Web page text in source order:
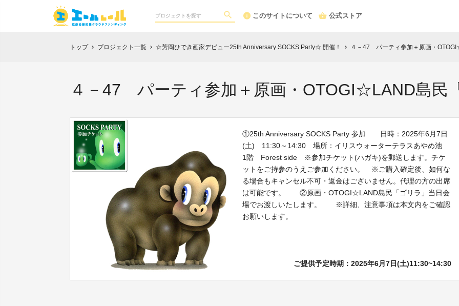
このサイトについて 公式ストア
トップ chevron_right プロジェクト一覧 chevron_right ☆芳岡ひでき画家デビュー25th Anniversary SOCKS Party☆ 開催！ chevron_right ４－47 パーティ参加＋原画・
４－47 パーティ参加＋原画・OTOGI☆LAND島民
①25th Anniversary SOCKS Party 参加 日時：2025年6月7日
(土) 11:30～14:30 場所：イリスウォーターテラスあやめ池
1階 Forest side ※参加チケット(ハガキ)を郵送します。チケ
ットをご持参のうえご参加ください。 ※ご購入確定後、如何な
る場合もキャンセル不可・返金はございません。代理の方の出席
は可能です。 ②原画・OTOGI☆LAND島民「ゴリラ」当日会
場でお渡しいたします。 ※詳細、注意事項は本文内をご確認
お願いします。
ご提供予定時期：2025年6月7日(土)11:30~14:30